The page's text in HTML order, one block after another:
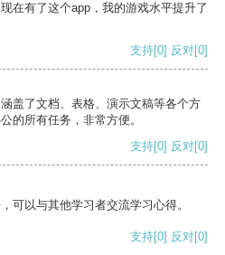
在有了这个app，我的游戏水平提升了
支持[0] 反对[0]
盖了文档、表格、演示文稿等各个方
的所有任务，非常方便。
支持[0] 反对[0]
可以与其他学习者交流学习心得。
支持[0] 反对[0]